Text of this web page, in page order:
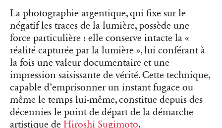
La photographie argentique, qui fixe sur le
négatif les traces de la lumière, possède une
force particulière : elle conserve intacte la «
réalité capturée par la lumière », lui conférant à
la fois une valeur documentaire et une
impression saisissante de vérité. Cette technique,
capable d’emprisonner un instant fugace ou
même le temps lui-même, constitue depuis des
décennies le point de départ de la démarche
artistique de Hiroshi Sugimoto.